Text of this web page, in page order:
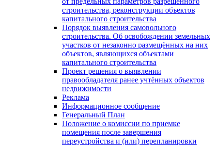
строительства, реконструкции объектов
капитального строительства
Порядок выявления самовольного
строительства. Об освобождении земельных
участков от незаконно размещённых на них
объектов, являющихся объектами
капитального строительства
Проект решения о выявлении
правообладателя ранее учтённых объектов
недвижимости
Реклама
Информационное сообщение
Генеральный План
Положение о комиссии по приемке
помещения после завершения
переустройства и (или) перепланировки